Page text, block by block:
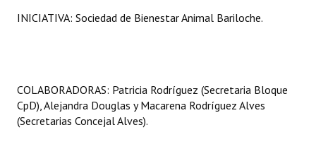
INICIATIVA: Sociedad de Bienestar Animal Bariloche.
COLABORADORAS: Patricia Rodríguez (Secretaria Bloque
CpD), Alejandra Douglas y Macarena Rodríguez Alves
(Secretarias Concejal Alves).